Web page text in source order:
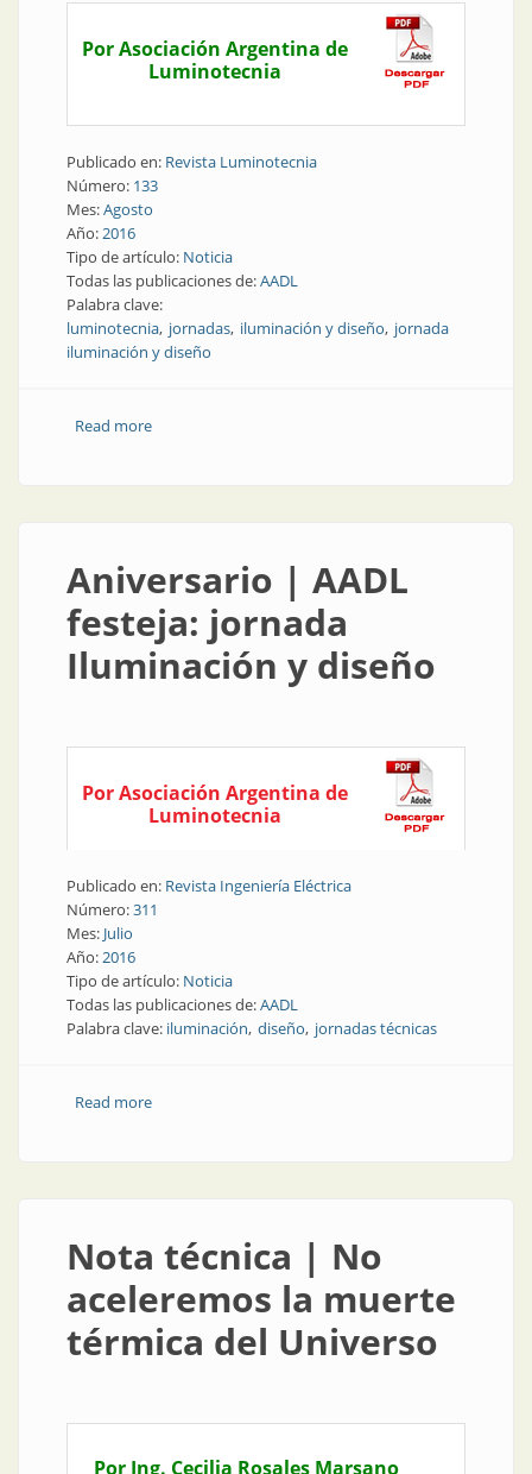
Por Asociación Argentina de
Luminotecnia
Publicado en: Revista Luminotecnia
Número: 133
Mes:Agosto
Año:2016
Tipo de artículo: Noticia
Todas las publicaciones de:AADL
Palabra clave:
luminotecnia jornadas iluminación y diseño jornada
iluminación y diseño
Read moreabout Noticia | AADL festeja: jornada Iluminación y
Aniversario | AADL
festeja: jornada
Iluminación y diseño
Por Asociación Argentina de
Luminotecnia
Publicado en: Revista Ingeniería Eléctrica
Número:311
Mes: Julio
Año:2016
Tipo de artículo: Noticia
Todas las publicaciones de:AADL
Palabra clave: iluminación diseño jornadas técnicas
Read moreabout Aniversario | AADL festeja: jornada Iluminación
Nota técnica | No
aceleremos la muerte
térmica del Universo
Por Ing. Cecilia Rosales Marsano